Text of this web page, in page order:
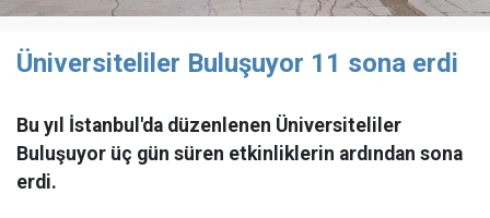
Üniversiteliler Buluşuyor 11 sona erdi
Bu yıl İstanbul'da düzenlenen Üniversiteliler
Buluşuyor üç gün süren etkinliklerin ardından sona
erdi.